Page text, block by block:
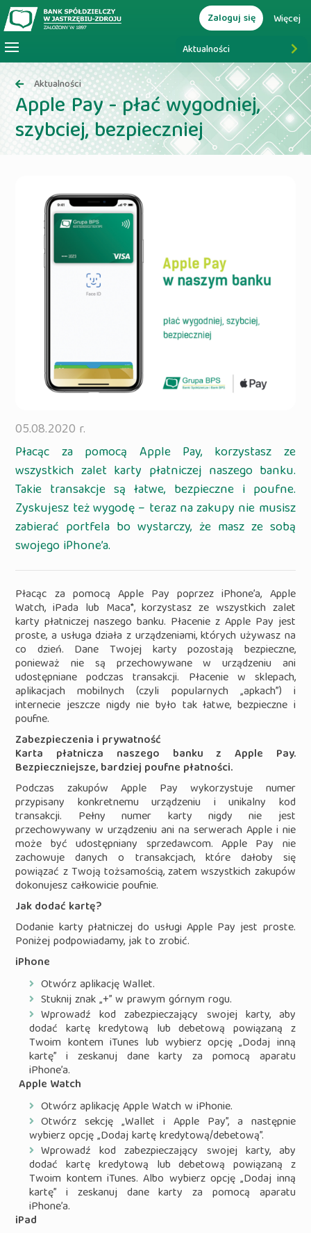
Aktualności
Zaloguj się Więcej
Aktualności
Apple Pay - płać wygodniej,
szybciej, bezpieczniej
05.08.2020 r.
Płacąc za pomocą Apple Pay, korzystasz ze
wszystkich zalet karty płatniczej naszego banku.
Takie transakcje są łatwe, bezpieczne i poufne.
Zyskujesz też wygodę – teraz na zakupy nie musisz
zabierać portfela bo wystarczy, że masz ze sobą
swojego iPhone’a.
Płacąc za pomocą Apple Pay poprzez iPhone’a, Apple
Watch, iPada lub Maca*, korzystasz ze wszystkich zalet
karty płatniczej naszego banku. Płacenie z Apple Pay jest
proste, a usługa działa z urządzeniami, których używasz na
co dzień. Dane Twojej karty pozostają bezpieczne,
ponieważ nie są przechowywane w urządzeniu ani
udostępniane podczas transakcji. Płacenie w sklepach,
aplikacjach mobilnych (czyli popularnych „apkach”) i
internecie jeszcze nigdy nie było tak łatwe, bezpieczne i
poufne.
Zabezpieczenia i prywatność
Karta płatnicza naszego banku z Apple Pay.
Bezpieczniejsze, bardziej poufne płatności.
Podczas zakupów Apple Pay wykorzystuje numer
przypisany konkretnemu urządzeniu i unikalny kod
transakcji. Pełny numer karty nigdy nie jest
przechowywany w urządzeniu ani na serwerach Apple i nie
może być udostępniany sprzedawcom. Apple Pay nie
zachowuje danych o transakcjach, które dałoby się
powiązać z Twoją tożsamością, zatem wszystkich zakupów
dokonujesz całkowicie poufnie.
Jak dodać kartę?
Dodanie karty płatniczej do usługi Apple Pay jest proste.
Poniżej podpowiadamy, jak to zrobić.
iPhone
Otwórz aplikację Wallet.
Stuknij znak „+” w prawym górnym rogu.
Wprowadź kod zabezpieczający swojej karty, aby
dodać kartę kredytową lub debetową powiązaną z
Twoim kontem iTunes lub wybierz opcję „Dodaj inną
kartę” i zeskanuj dane karty za pomocą aparatu
iPhone’a.
Apple Watch
Otwórz aplikację Apple Watch w iPhonie.
Otwórz sekcję „Wallet i Apple Pay”, a następnie
wybierz opcję „Dodaj kartę kredytową/debetową”.
Wprowadź kod zabezpieczający swojej karty, aby
dodać kartę kredytową lub debetową powiązaną z
Twoim kontem iTunes. Albo wybierz opcję „Dodaj inną
kartę” i zeskanuj dane karty za pomocą aparatu
iPhone’a.
iPad